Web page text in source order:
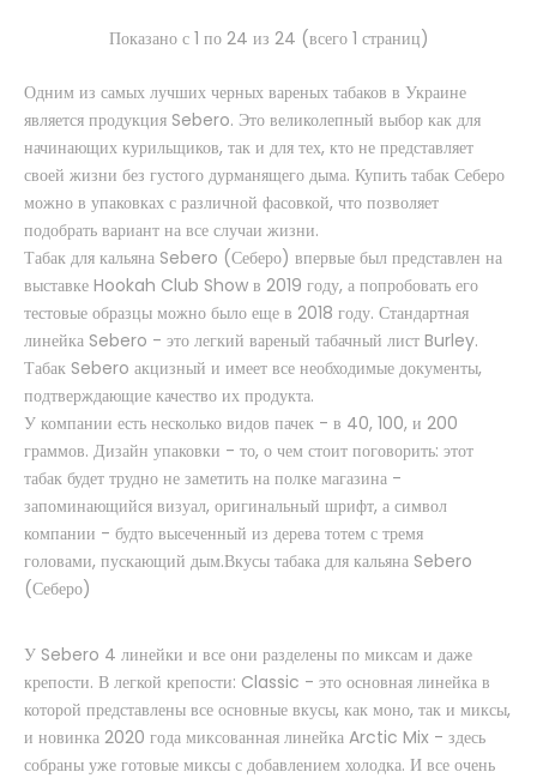
Табак Sebero - Apricot (200g)
520 грн.
Нет в наличии
абрикоса, который вобрал в себя всю..
Купить
Показано с 1 по 24 из 24 (всего 1 страниц)
Одним из самых лучших черных вареных табаков в Украине
является продукция Sebero. Это великолепный выбор как для
начинающих курильщиков, так и для тех, кто не представляет
своей жизни без густого дурманящего дыма. Купить табак Себеро
можно в упаковках с различной фасовкой, что позволяет
подобрать вариант на все случаи жизни.
Табак для кальяна Sebero (Себеро) впервые был представлен на
выставке Hookah Club Show в 2019 году, а попробовать его
тестовые образцы можно было еще в 2018 году. Стандартная
линейка Sebero - это легкий вареный табачный лист Burley.
Табак Sebero акцизный и имеет все необходимые документы,
подтверждающие качество их продукта.
У компании есть несколько видов пачек - в 40, 100, и 200
граммов. Дизайн упаковки - то, о чем стоит поговорить: этот
табак будет трудно не заметить на полке магазина -
запоминающийся визуал, оригинальный шрифт, а символ
компании - будто высеченный из дерева тотем с тремя
головами, пускающий дым.Вкусы табака для кальяна Sebero
(Себеро)
У Sebero 4 линейки и все они разделены по миксам и даже
крепости. В легкой крепости: Classic - это основная линейка в
которой представлены все основные вкусы, как моно, так и миксы,
и новинка 2020 года миксованная линейка Arctic Mix - здесь
собраны уже готовые миксы с добавлением холодка. И все очень